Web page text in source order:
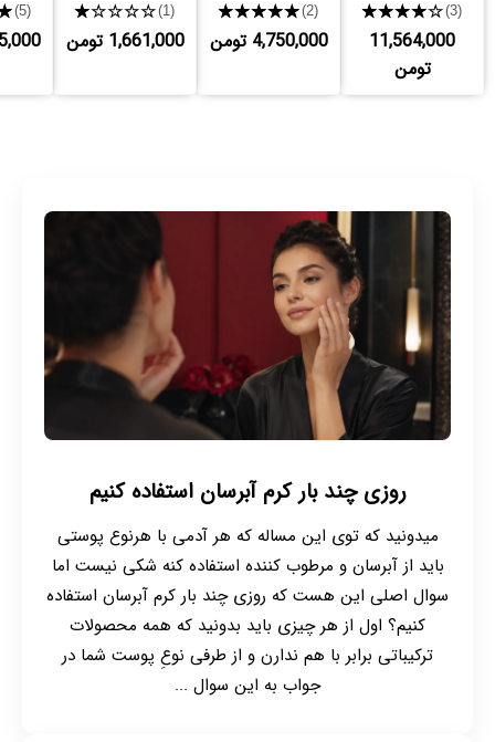
★★★★★(3)
11,564,000
تومن
★★★★★(2)
4,750,000 تومن
★★★★★(1)
1,661,000 تومن
(5)
روزی چند بار کرم آبرسان استفاده کنیم
میدونید که توی این مساله که هر آدمی با هرنوع پوستی
باید از آبرسان و مرطوب کننده استفاده کنه شکی نیست اما
سوال اصلی این هست که روزی چند بار کرم آبرسان استفاده
کنیم؟ اول از هر چیزی باید بدونید که همه محصولات
ترکیباتی برابر با هم ندارن و از طرفی نوعِ پوست شما در
جواب به این سوال ...